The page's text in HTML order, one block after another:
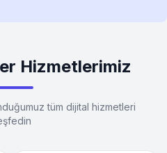
Hizmetlerimiz
tüm dijital hizmetleri